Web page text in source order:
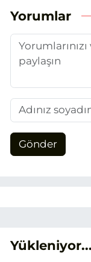
Yorumlar
Gönder
Yükleniyor...